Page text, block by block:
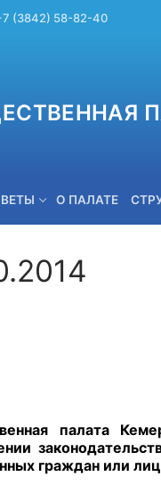
(3842) 58-82-40
О ПАЛАТЕ
советы
палата
граждан или